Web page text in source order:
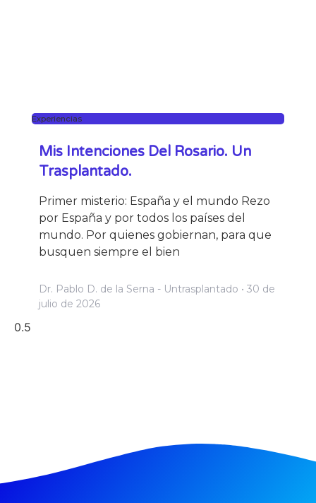
Experiencias
Mis Intenciones Del Rosario. Un
Trasplantado.
Primer misterio: España y el mundo Rezo
por España y por todos los países del
mundo. Por quienes gobiernan, para que
busquen siempre el bien
Dr. Pablo D. de la Serna - Untrasplantado
30 de
julio de 2026